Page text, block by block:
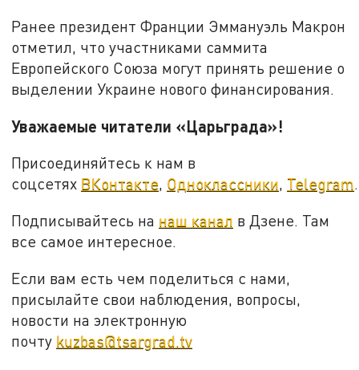
Ранее президент Франции Эммануэль Макрон
отметил, что участниками саммита
Европейского Союза могут принять решение о
выделении Украине нового финансирования.
Уважаемые читатели «Царьграда»!
Присоединяйтесь к нам в
соцсетях ВКонтакте, Одноклассники, Telegram.
Подписывайтесь на наш канал в Дзене. Там
все самое интересное.
Если вам есть чем поделиться с нами,
присылайте свои наблюдения, вопросы,
новости на электронную
почту kuzbas@tsargrad.tv